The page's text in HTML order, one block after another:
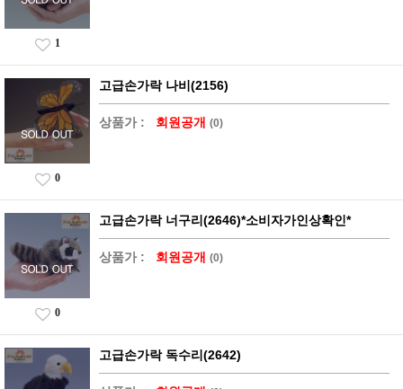
1
고급손가락 나비(2156)
상품가 : 회원공개 (0)
0
고급손가락 너구리(2646)*소비자가인상확인*
상품가 : 회원공개 (0)
0
고급손가락 독수리(2642)